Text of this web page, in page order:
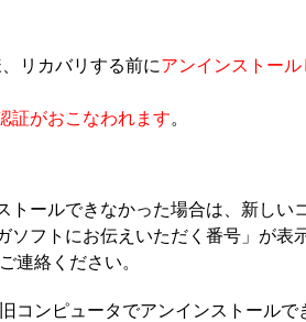
リカバリする前にアンインストー
証がおこなわれます。
ールできなかった場合は、新しい
フトにお伝えいただく番号」が表
連絡ください。
コンピュータでアンインストール